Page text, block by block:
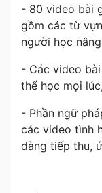
- 80 video bài
gồm các từ
người học
- Các video
thể học mọi
- Phần ngữ
các video tình
dàng tiếp thu,